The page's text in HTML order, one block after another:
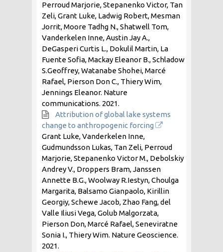
Perroud Marjorie, Stepanenko Victor, Tan
Zeli, Grant Luke, Ladwig Robert, Mesman
Jorrit, Moore Tadhg N., Shatwell Tom,
Vanderkelen Inne, Austin Jay A.,
DeGasperi Curtis L., Dokulil Martin, La
Fuente Sofia, Mackay Eleanor B., Schladow
S.Geoffrey, Watanabe Shohei, Marcé
Rafael, Pierson Don C., Thiery Wim,
Jennings Eleanor. Nature
communications. 2021.
Attribution of global lake systems
change to anthropogenic forcing
Grant Luke, Vanderkelen Inne,
Gudmundsson Lukas, Tan Zeli, Perroud
Marjorie, Stepanenko Victor M., Debolskiy
Andrey V., Droppers Bram, Janssen
Annette B.G., Woolway R.Iestyn, Choulga
Margarita, Balsamo Gianpaolo, Kirillin
Georgiy, Schewe Jacob, Zhao Fang, del
Valle Iliusi Vega, Golub Malgorzata,
Pierson Don, Marcé Rafael, Seneviratne
Sonia I., Thiery Wim. Nature Geoscience.
2021.